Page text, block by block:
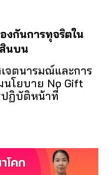
งกันการทุจริตใน
นบน
จตนารมณ์และการ
โยบาย No Gift
ปฏิบัติหน้าที่